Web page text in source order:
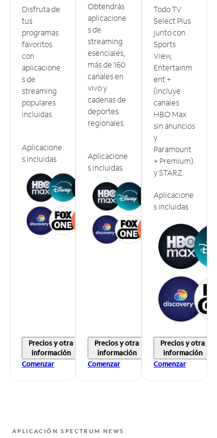
Disfruta de
tus
programas
favoritos
con
aplicacione
s de
streaming
populares
incluidas.
Aplicacione
s incluidas
Precios y otra
información
Comenzar
Obtendrás
aplicacione
s de
streaming
esenciales,
más de 160
canales en
vivo y
cadenas de
deportes
regionales.
Aplicacione
s incluidas
Precios y otra
información
Comenzar
Todo TV
Select Plus
junto con
Sports
View,
Entertainm
ent +
(incluye
canales
HBO Max
sin anuncios
y
Paramount
+ Premium)
y STARZ.
Aplicacione
s incluidas
Precios y otra
información
Comenzar
APLICACIÓN SPECTRUM NEWS